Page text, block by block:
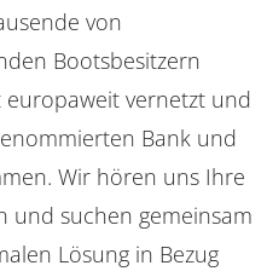
von
Bootsbesitzern
europaweit vernetzt und
Bank und
Wir hören uns Ihre
und suchen gemeinsam
Lösung in Bezug